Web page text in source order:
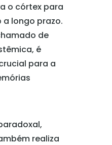
o córtex para
longo prazo.
de
é
para a
realiza